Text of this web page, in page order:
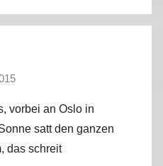
n
M
a
vorbei an Oslo in
satt den ganzen
das schreit